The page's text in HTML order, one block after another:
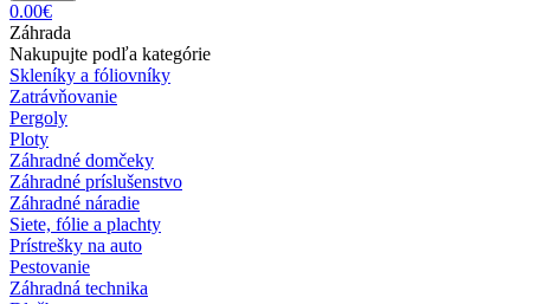
0.00€
Záhrada
Nakupujte podľa kategórie
Skleníky a fóliovníky
Zatrávňovanie
Pergoly
Ploty
Záhradné domčeky
Záhradné príslušenstvo
Záhradné náradie
Siete, fólie a plachty
Prístrešky na auto
Pestovanie
Záhradná technika